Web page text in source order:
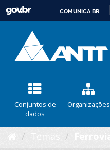
COMUNICA BR
Conjuntos de
dados
Organizações